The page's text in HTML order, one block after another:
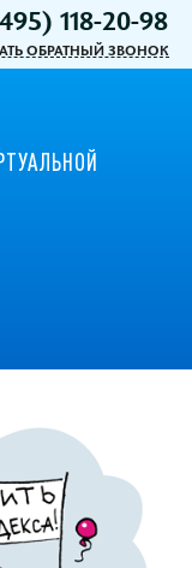
118-20-98
ОБРАТНЫЙ ЗВОНОК